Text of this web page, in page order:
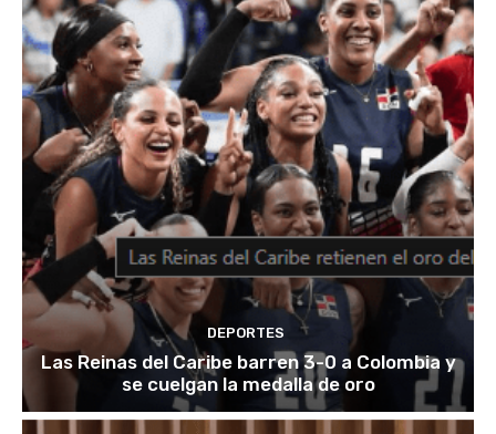
DEPORTES
Las Reinas del Caribe barren 3-0 a Colombia y
se cuelgan la medalla de oro